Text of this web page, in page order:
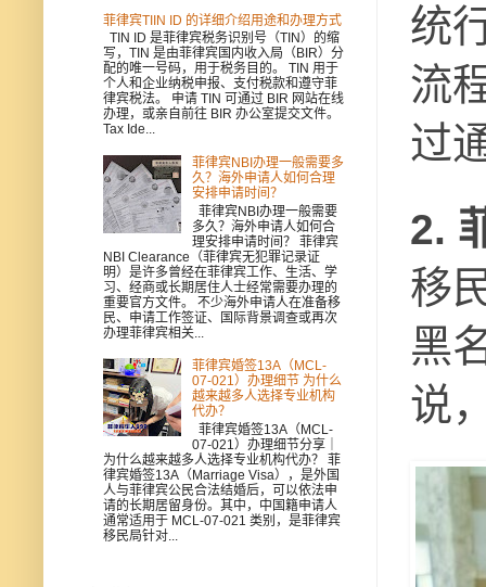
统
流
过
2.
移
黑
说
菲律宾TIIN ID 的详细介绍用途和办理方式
TIN ID 是菲律宾税务识别号（TIN）的缩
写，TIN 是由菲律宾国内收入局（BIR）分
配的唯一号码，用于税务目的。 TIN 用于
个人和企业纳税申报、支付税款和遵守菲
律宾税法。 申请 TIN 可通过 BIR 网站在线
办理，或亲自前往 BIR 办公室提交文件。
Tax Ide...
菲律宾NBI办理一般需要多
久？海外申请人如何合理
安排申请时间？
菲律宾NBI办理一般需要
多久？海外申请人如何合
理安排申请时间？ 菲律宾
NBI Clearance（菲律宾无犯罪记录证
明）是许多曾经在菲律宾工作、生活、学
习、经商或长期居住人士经常需要办理的
重要官方文件。 不少海外申请人在准备移
民、申请工作签证、国际背景调查或再次
办理菲律宾相关...
菲律宾婚签13A（MCL-
07-021）办理细节 为什么
越来越多人选择专业机构
代办？
菲律宾婚签13A（MCL-
07-021）办理细节分享｜
为什么越来越多人选择专业机构代办？ 菲
律宾婚签13A（Marriage Visa），是外国
人与菲律宾公民合法结婚后，可以依法申
请的长期居留身份。其中，中国籍申请人
通常适用于 MCL-07-021 类别，是菲律宾
移民局针对...